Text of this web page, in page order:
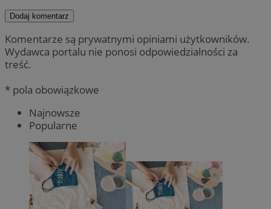
Dodaj komentarz
Komentarze są prywatnymi opiniami użytkowników.
Wydawca portalu nie ponosi odpowiedzialności za
treść.
* pola obowiązkowe
Najnowsze
Popularne